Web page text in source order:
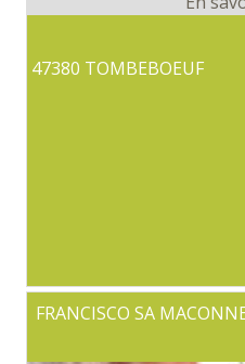
47380 TOMBEBOEUF
FRANCISCO SA